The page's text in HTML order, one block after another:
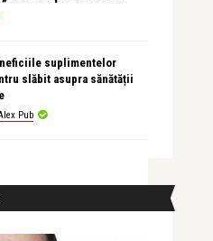
suplimentelor
slăbit asupra sănătății
Pub